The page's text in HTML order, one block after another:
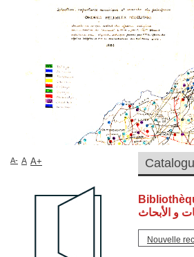
و الأبحاث
Nouvelle
A- A A+